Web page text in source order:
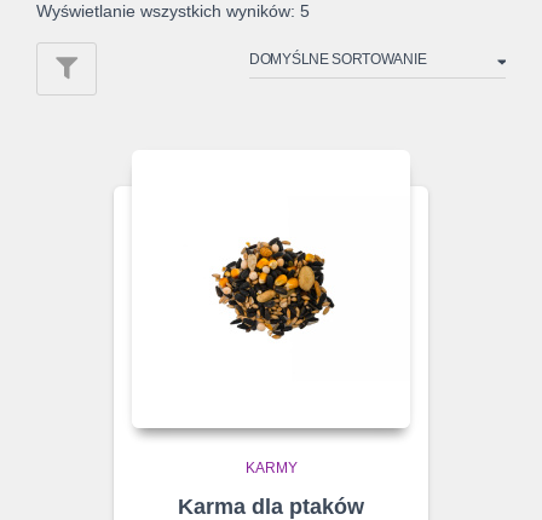
Wyświetlanie wszystkich wyników: 5
KARMY
Karma dla ptaków